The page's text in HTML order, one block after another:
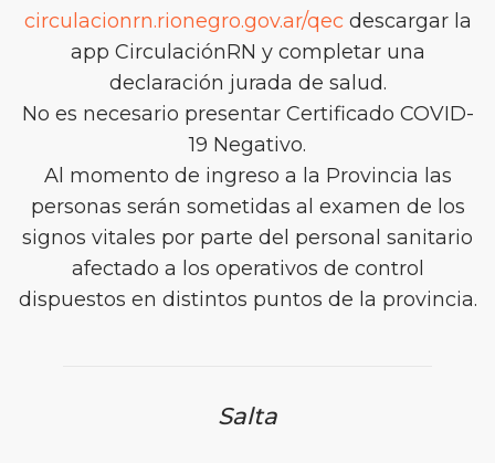
circulacionrn.rionegro.gov.ar/qec descargar la
app CirculaciónRN y completar una
declaración jurada de salud.
No es necesario presentar Certificado COVID-
19 Negativo.
Al momento de ingreso a la Provincia las
personas serán sometidas al examen de los
signos vitales por parte del personal sanitario
afectado a los operativos de control
dispuestos en distintos puntos de la provincia.
Salta